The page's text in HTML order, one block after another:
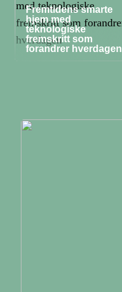
Fremtidens smarte
hjem med
teknologiske
fremskritt som
forandrer hverdagen